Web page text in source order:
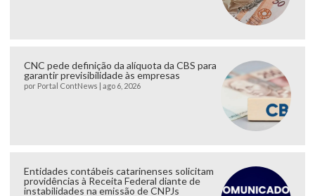
CNC pede definição da alíquota da CBS para
garantir previsibilidade às empresas
por Portal ContNews | ago 6, 2026
Entidades contábeis catarinenses solicitam
providências à Receita Federal diante de
instabilidades na emissão de CNPJs